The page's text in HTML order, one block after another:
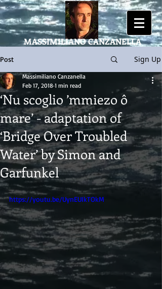
MASSIMILIANOCANZANELLA
Post Sign Up
‘Nu scoglio ’mmiezo ô
mare’ - adaptation of
‘Bridge Over Troubled
Water’ by Simon and
Garfunkel
Massimiliano Canzanella
Feb 17, 2018 1 min read
https://youtu.be/UynEUIkTOkM